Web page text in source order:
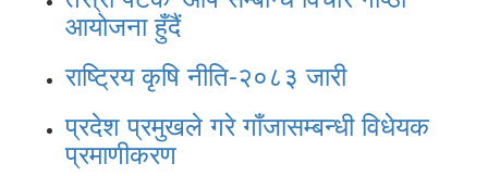
आयोजना हुँदैं
राष्ट्रिय कृषि नीति-२०८३ जारी
प्रदेश प्रमुखले गरे गाँजासम्बन्धी विधेयक
प्रमाणीकरण